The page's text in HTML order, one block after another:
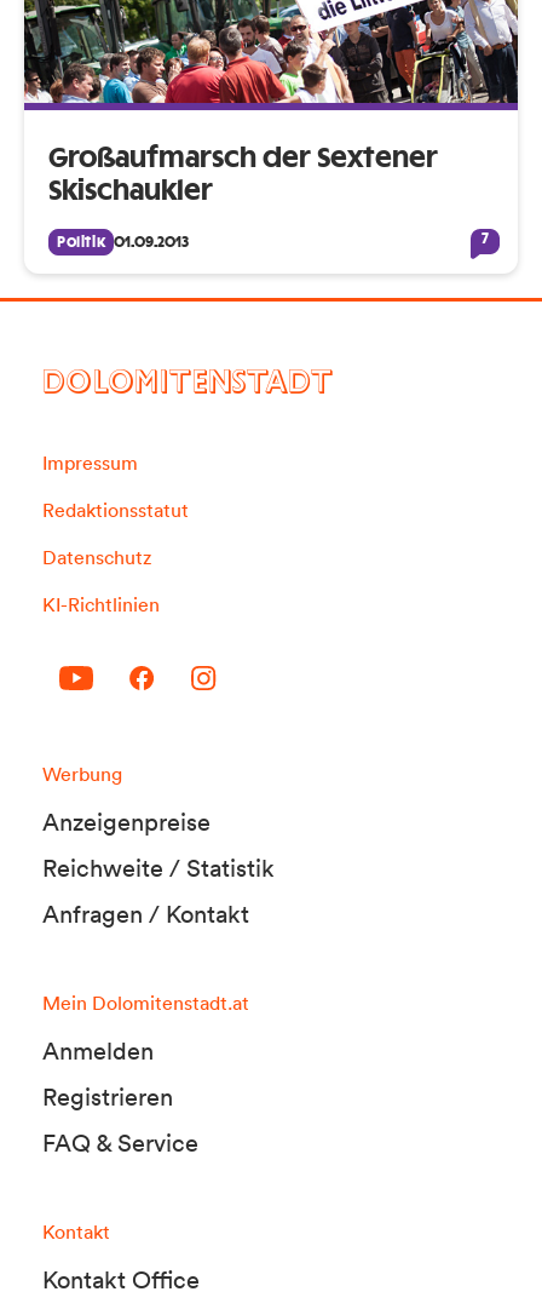
Großaufmarsch der Sextener
Skischaukler
Politik 01.09.2013 7
DOLOMITENSTADT
Impressum
Redaktionsstatut
Datenschutz
KI-Richtlinien
Werbung
Anzeigenpreise
Reichweite / Statistik
Anfragen / Kontakt
Mein Dolomitenstadt.at
Anmelden
Registrieren
FAQ & Service
Kontakt
Kontakt Office